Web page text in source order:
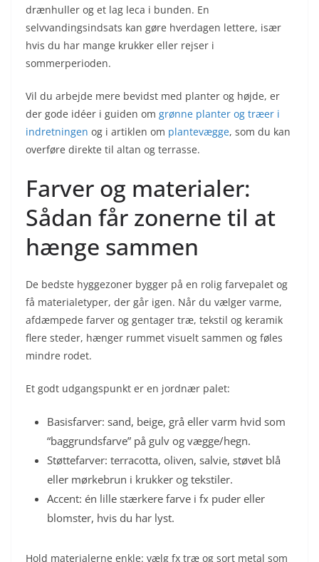
drænhuller og et lag leca i bunden. En
selvvandingsindsats kan gøre hverdagen lettere, især
hvis du har mange krukker eller rejser i
sommerperioden.
Vil du arbejde mere bevidst med planter og højde, er
der gode idéer i guiden om grønne planter og træer i
indretningen og i artiklen om plantevægge, som du kan
overføre direkte til altan og terrasse.
Farver og materialer:
Sådan får zonerne til at
hænge sammen
De bedste hyggezoner bygger på en rolig farvepalet og
få materialetyper, der går igen. Når du vælger varme,
afdæmpede farver og gentager træ, tekstil og keramik
flere steder, hænger rummet visuelt sammen og føles
mindre rodet.
Et godt udgangspunkt er en jordnær palet:
Basisfarver: sand, beige, grå eller varm hvid som
“baggrundsfarve” på gulv og vægge/hegn.
Støttefarver: terracotta, oliven, salvie, støvet blå
eller mørkebrun i krukker og tekstiler.
Accent: én lille stærkere farve i fx puder eller
blomster, hvis du har lyst.
Hold materialerne enkle: vælg fx træ og sort metal som